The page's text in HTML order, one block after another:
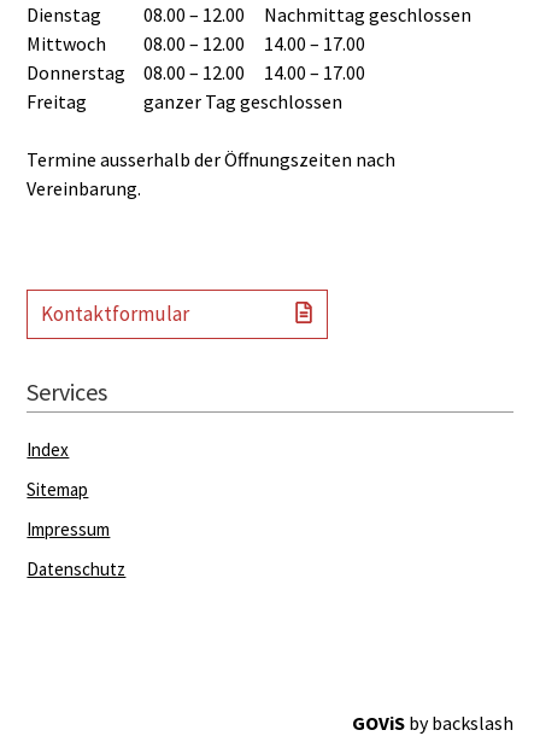
Dienstag
08.00 – 12.00
Nachmittag geschlossen
Mittwoch
08.00 – 12.00
14.00 – 17.00
Donnerstag
08.00 – 12.00
14.00 – 17.00
Freitag
ganzer Tag geschlossen
Termine ausserhalb der Öffnungszeiten nach
Vereinbarung.
Kontaktformular
Services
Index
Sitemap
Impressum
Datenschutz
GOViSbybackslash